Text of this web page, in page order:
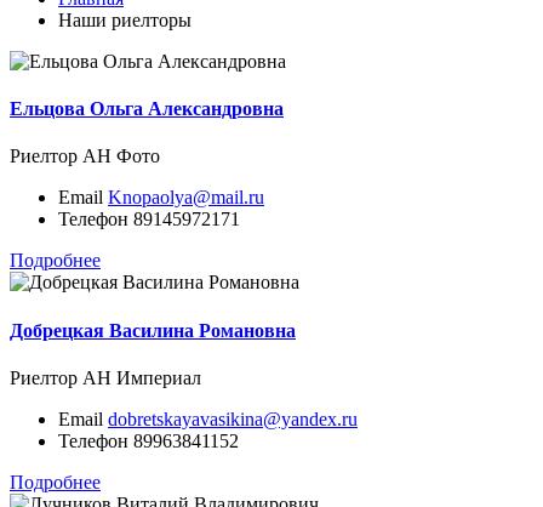
Наши риелторы
Ельцова Ольга Александровна
Риелтор АН Фото
Email Knopaolya@mail.ru
Телефон 89145972171
Подробнее
Добрецкая Василина Романовна
Риелтор АН Империал
Email dobretskayavasikina@yandex.ru
Телефон 89963841152
Подробнее